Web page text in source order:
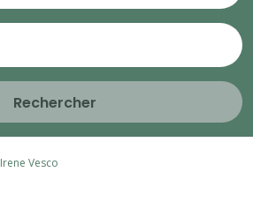
Rechercher
Irene Vesco